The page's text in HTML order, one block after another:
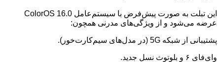
این تبلت به صورت پیش‌فرض با سیستم‌عامل ColorOS 16.0
عرضه می‌شود و از ویژگی‌های مدرنی همچون:
پشتیبانی از شبکه 5G (در مدل‌های سیم‌کارت‌خور).
وای‌فای ۶ و بلوتوث نسل جدید.